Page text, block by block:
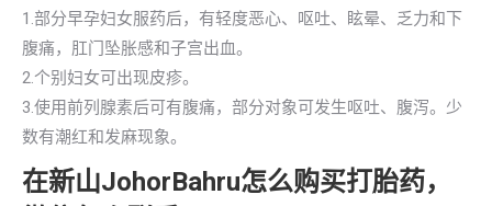
1.部分早孕妇女服药后，有轻度恶心、呕吐、眩晕、乏力和下
腹痛，肛门坠胀感和子宫出血。
2.个别妇女可出现皮疹。
3.使用前列腺素后可有腹痛，部分对象可发生呕吐、腹泻。少
数有潮红和发麻现象。
在新山JohorBahru怎么购买打胎药，